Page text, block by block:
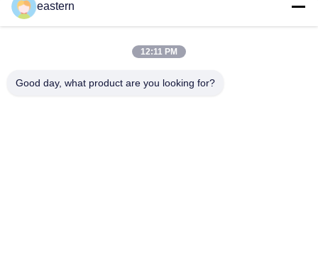
SS-31 강한 접착제 라벨 펩타이드 플라스크 라벨
바이오멕스 실험실 기록저장소 동화작용 주문 제작된 브랜드와 광
eastern
12:11 PM
Good day, what product are you looking for?